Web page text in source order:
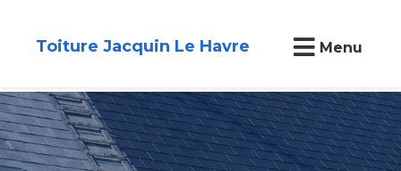
Toiture Jacquin Le Havre Menu